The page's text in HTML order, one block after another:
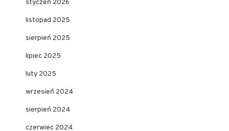
styczeń 2026
listopad 2025
sierpień 2025
lipiec 2025
luty 2025
wrzesień 2024
sierpień 2024
czerwiec 2024